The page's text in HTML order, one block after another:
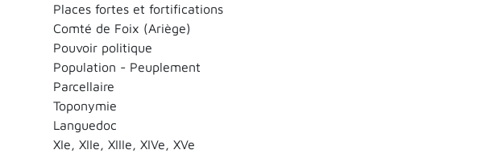
Places fortes et fortifications
Comté de Foix (Ariège)
Pouvoir politique
Population - Peuplement
Parcellaire
Toponymie
Languedoc
XIe, XIIe, XIIIe, XIVe, XVe